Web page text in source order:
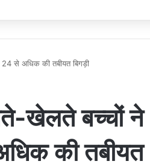
से अधिक की तबीयत बिगड़ी
खेलते बच्चों ने
की तबीयत